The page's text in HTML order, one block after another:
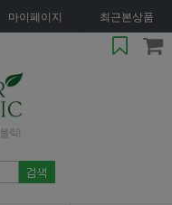
마이페이지 최근본상품